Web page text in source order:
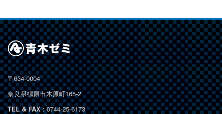
〒634-0004
奈良県橿原市木原町165-2
TEL & FAX :0744-25-6173